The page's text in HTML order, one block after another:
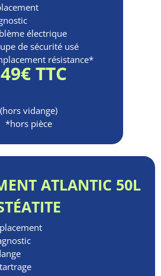
électrique
de sécurité usé
résistance*
TTC
(hors vidange)
*hors pièce
ATLANTIC 50L